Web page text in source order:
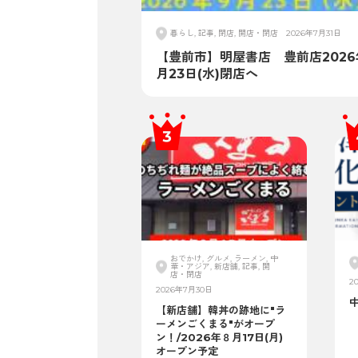
暮らし, 記事, 閉店, 開店・閉店 2026年7月31日
【豊前市】明屋書店 豊前店
月23日(水)閉店へ
おでかけ, グルメ, ラーメン, 中
華・アジア, 新店舗, 記事, 開
店・閉店
2026年7月30日
【新店舗】韓丼の跡地に"ラ
ーメンごくまる"がオープ
ン！/2026年８月17日(月)
オープン予定